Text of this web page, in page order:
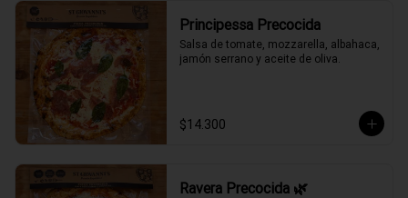
Principessa Precocida
Salsa de tomate, mozzarella, albahaca,
jamón serrano y aceite de oliva.
$14.300
Ravera Precocida 🌿